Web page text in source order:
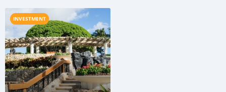
INVESTMENT